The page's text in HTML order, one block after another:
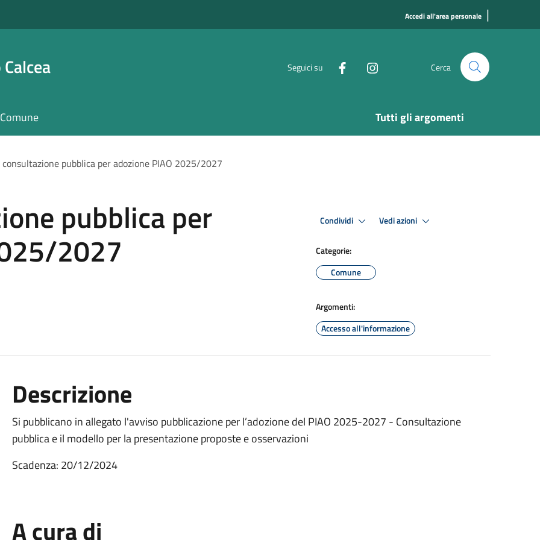
Accedi all'area personale |
Seguici su Cerca
Tutti gli argomenti
pubblica per adozione PIAO 2025/2027
pubblica per
2027
Condividi Vedi azioni
Categorie:
Comune
Argomenti:
Accesso all'informazione
Descrizione
Si pubblicano in allegato l'avviso pubblicazione per l’adozione del PIAO 2025-2027 - Consultazione
pubblica e il modello per la presentazione proposte e osservazioni
Scadenza: 20/12/2024
A cura di